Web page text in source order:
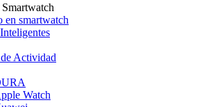
Smartwatch
en smartwatch
Actividad
Watch